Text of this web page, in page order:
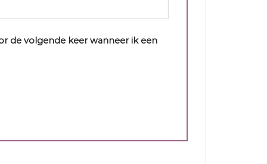
de volgende keer wanneer ik een